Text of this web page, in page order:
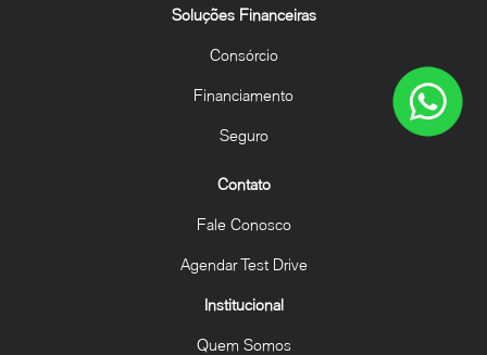
Soluções Financeiras
Consórcio
Financiamento
Seguro
Contato
Fale Conosco
Agendar Test Drive
Institucional
Quem Somos